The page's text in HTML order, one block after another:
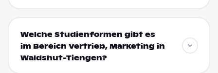
Welche Studienformen gibt es
im Bereich Vertrieb, Marketing in
Waldshut-Tiengen?